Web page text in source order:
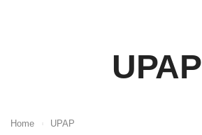
UPAP
Home UPAP